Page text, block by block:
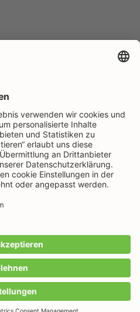
DEN WARENKORB
auf Instagram
auf YouTube
Naturkost auf Pinterest
Rapunzel Naturkost auf LinkedIn
Liebe seit 1974.
wenn
angegeben.